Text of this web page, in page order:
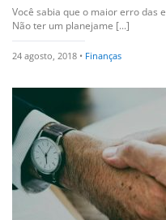
Você sabia que o maior erro das
Não ter um planejame [...]
24 agosto, 2018 • Finanças